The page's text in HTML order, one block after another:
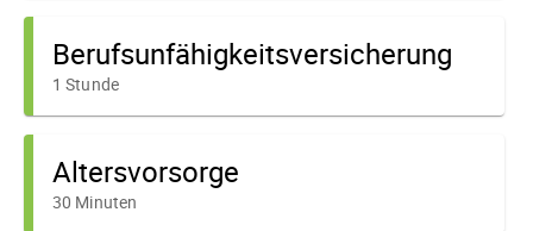
Berufsunfähigkeitsversicherung
1 Stunde
Altersvorsorge
30 Minuten